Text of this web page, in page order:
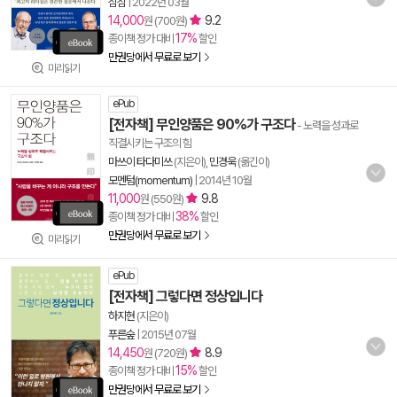
미리읽기
14,000원 (700원) 9.2
종이책 정가 대비 17%할인
만권당에서 무료로 보기
미리읽기
ePub
[전자책] 무인양품은 90%가 구조다- 노력을 성과로
직결시키는 구조의 힘
마쓰이 타다미쓰(지은이), 민경욱(옮긴이)
모멘텀(momentum) 2014년 10월
11,000원 (550원) 9.8
종이책 정가 대비 38%할인
만권당에서 무료로 보기
ePub
[전자책] 그렇다면 정상입니다
하지현 (지은이)
푸른숲| 2015년 07월
14,450원 (720원) 8.9
종이책 정가 대비 15%할인
만권당에서 무료로 보기